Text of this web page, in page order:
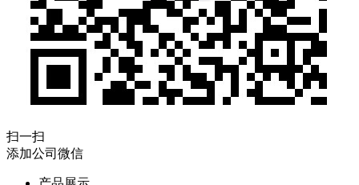
扫一扫
添加公司微信